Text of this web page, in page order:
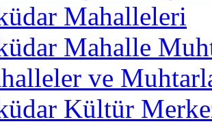
Mahalleleri
Mahalle
ve
Kültür